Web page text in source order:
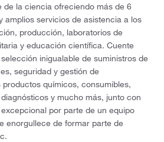
de la ciencia ofreciendo más de 6
amplios servicios de asistencia a los
producción, laboratorios de
y educación científica. Cuente
inigualable de suministros de
seguridad y gestión de
químicos, consumibles,
y mucho más, junto con
por parte de un equipo
enorgullece de formar parte de